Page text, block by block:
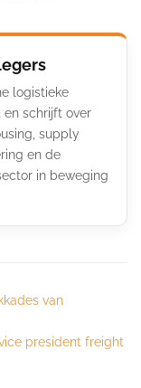
logistieke
schrijft over
supply
en de
in beweging
van
president freight